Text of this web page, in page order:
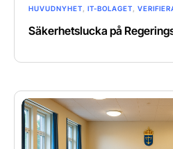
HUVUDNYHET
IT-BOLAGET
Säkerhetslucka på